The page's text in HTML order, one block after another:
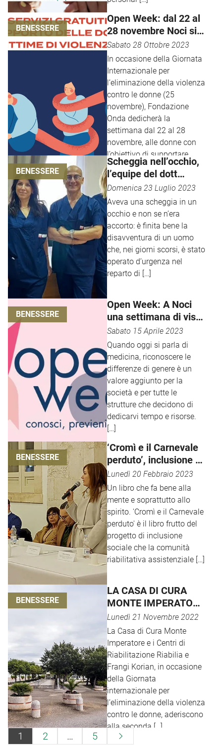
BENESSERE
Open Week: dal 22 al
28 novembre Noci si
tinge di rosa
Sabato 28 Ottobre 2023
In occasione della Giornata
Internazionale per
l’eliminazione della violenza
contro le donne (25
novembre), Fondazione
Onda dedicherà la
settimana dal 22 al 28
novembre, alle donne con
l’obiettivo di supportare
coloro […]
BENESSERE
Scheggia nell’occhio,
l’equipe del dott
Colonna salva la vista
a un uomo
Domenica 23 Luglio 2023
Aveva una scheggia in un
occhio e non se n’era
accorto: è finita bene la
disavventura di un uomo
che, nei giorni scorsi, è stato
operato d’urgenza nel
reparto di […]
BENESSERE
Open Week: A Noci
una settimana di viste
gratuite dedicate alla
salute della donna
Sabato 15 Aprile 2023
Quando oggi si parla di
medicina, riconoscere le
differenze di genere è un
valore aggiunto per la
società e per tutte le
strutture che decidono di
dedicarvi tempo e risorse.
[…]
BENESSERE
‘Cromì e il Carnevale
perduto’, inclusione e
solidarietà
Lunedì 20 Febbraio 2023
Un libro che fa bene alla
mente e soprattutto allo
spirito. 'Cromì e il Carnevale
perduto' è il libro frutto del
progetto di inclusione
sociale che la comunità
riabilitativa assistenziale […]
BENESSERE
LA CASA DI CURA
MONTE IMPERATORE
ADERISCE ALL’(H)-
OPEN WEEK DI
FONDAZIONE ONDA
Lunedì 21 Novembre 2022
La Casa di Cura Monte
Imperatore e i Centri di
Riabilitazione Riabilia e
Frangi Korian, in occasione
della Giornata
internazionale per
l’eliminazione della violenza
contro le donne, aderiscono
alla seconda […]
Paginazione
1 2 … 5 